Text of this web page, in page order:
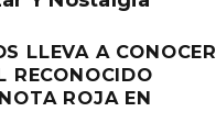
LLEVA A CONOCER
RECONOCIDO
ROJA EN